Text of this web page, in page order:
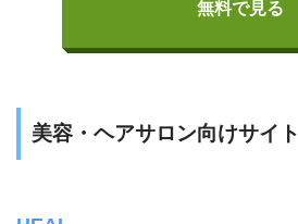
無料で見る
美容・ヘアサロン向けサイト